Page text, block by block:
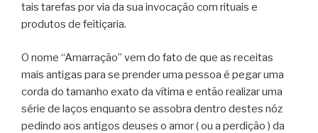
tais tarefas por via da sua invocação com rituais e
produtos de feitiçaria.
O nome “Amarração” vem do fato de que as receitas
mais antigas para se prender uma pessoa é pegar uma
corda do tamanho exato da vítima e então realizar uma
série de laços enquanto se assobra dentro destes nóz
pedindo aos antigos deuses o amor ( ou a perdição ) da